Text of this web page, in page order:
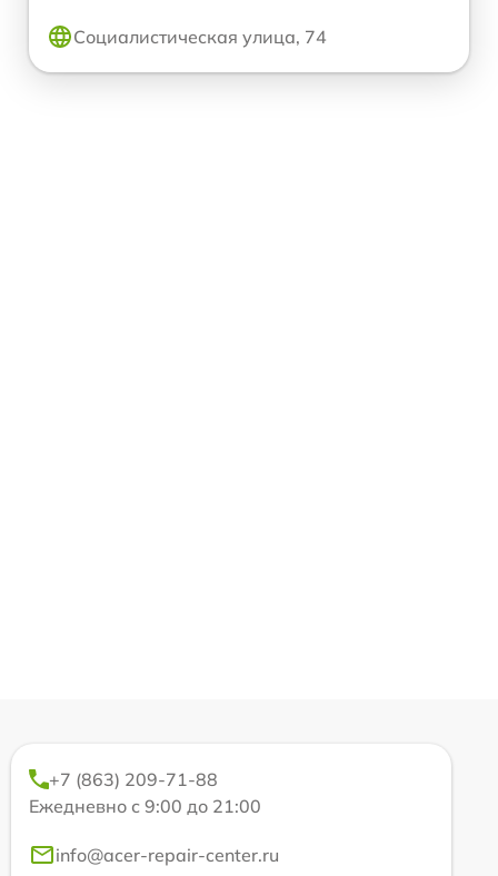
Социалистическая улица, 74
+7 (863) 209-71-88
Ежедневно с 9:00 до 21:00
info@acer-repair-center.ru